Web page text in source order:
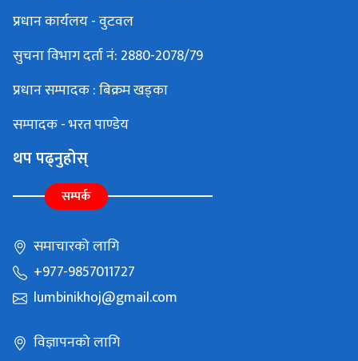
प्रधान कार्यलय - वुटवल
सुचना विभाग दर्ता नं: 2880-2078/79
प्रधान सम्पादक : बिक्रम खड्का
सम्पादक - भरत पाण्डेय
थप पढ्नुहोस्
सम्पर्क
समाचारको लागि
+977-9857011727
lumbinikhoj@gmail.com
विज्ञापनको लागि